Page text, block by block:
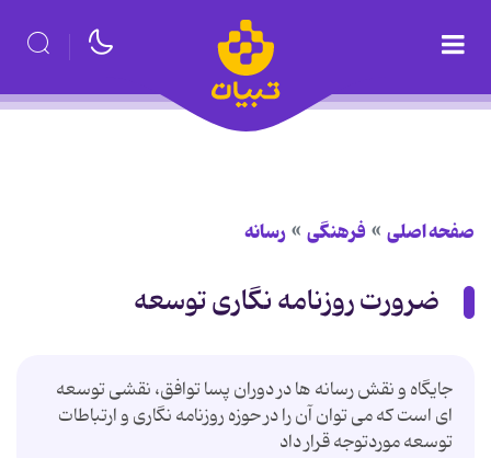
صفحه اصلی فرهنگی رسانه
ضرورت روزنامه نگاری توسعه
جایگاه و نقش رسانه ها در دوران پسا توافق، نقشی توسعه
ای است که می توان آن را در حوزه روزنامه نگاری و ارتباطات
توسعه موردتوجه قرار داد